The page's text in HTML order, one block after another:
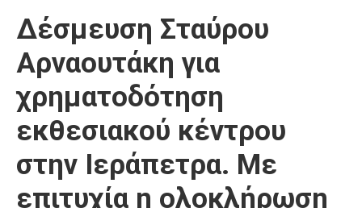
Δέσμευση Σταύρου
Αρναουτάκη για
χρηματοδότηση
εκθεσιακού κέντρου
στην Ιεράπετρα. Με
επιτυχία η ολοκλήρωση